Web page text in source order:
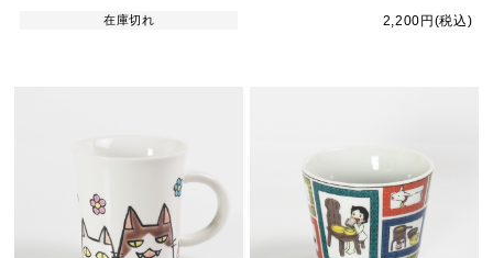
在庫切れ 2,200円(税込)